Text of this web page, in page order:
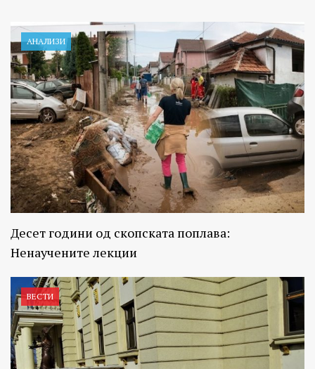
АНАЛИЗИ
Десет години од скопската поплава:
Ненаучените лекции
ВЕСТИ